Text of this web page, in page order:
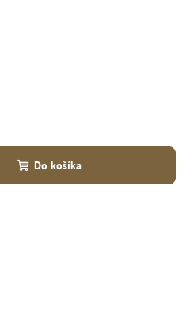
Do košíka